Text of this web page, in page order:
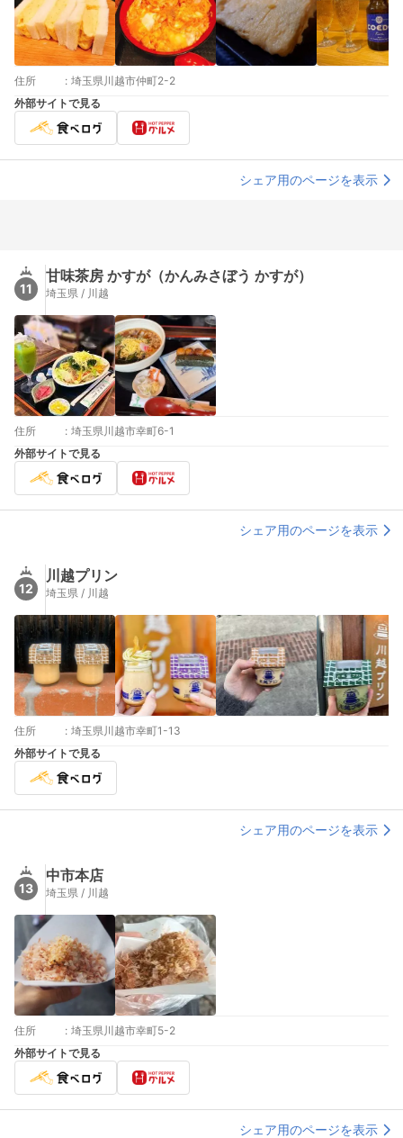
住所 : 埼玉県川越市仲町2-2
外部サイトで見る
シェア用のページを表示
11
甘味茶房 かすが（かんみさぼう かすが）
埼玉県 / 川越
住所 : 埼玉県川越市幸町6-1
外部サイトで見る
シェア用のページを表示
12
川越プリン
埼玉県 / 川越
住所 : 埼玉県川越市幸町1-13
外部サイトで見る
シェア用のページを表示
13
中市本店
埼玉県 / 川越
住所 : 埼玉県川越市幸町5-2
外部サイトで見る
シェア用のページを表示